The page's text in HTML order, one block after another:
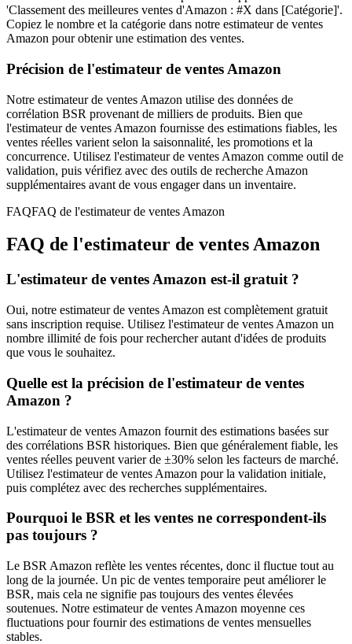
'Classement des meilleures ventes d'Amazon : #X dans [Catégorie]'.
Copiez le nombre et la catégorie dans notre estimateur de ventes
Amazon pour obtenir une estimation des ventes.
Précision de l'estimateur de ventes Amazon
Notre estimateur de ventes Amazon utilise des données de
corrélation BSR provenant de milliers de produits. Bien que
l'estimateur de ventes Amazon fournisse des estimations fiables, les
ventes réelles varient selon la saisonnalité, les promotions et la
concurrence. Utilisez l'estimateur de ventes Amazon comme outil de
validation, puis vérifiez avec des outils de recherche Amazon
supplémentaires avant de vous engager dans un inventaire.
FAQFAQ de l'estimateur de ventes Amazon
FAQ de l'estimateur de ventes Amazon
L'estimateur de ventes Amazon est-il gratuit ?
Oui, notre estimateur de ventes Amazon est complètement gratuit
sans inscription requise. Utilisez l'estimateur de ventes Amazon un
nombre illimité de fois pour rechercher autant d'idées de produits
que vous le souhaitez.
Quelle est la précision de l'estimateur de ventes
Amazon ?
L'estimateur de ventes Amazon fournit des estimations basées sur
des corrélations BSR historiques. Bien que généralement fiable, les
ventes réelles peuvent varier de ±30% selon les facteurs de marché.
Utilisez l'estimateur de ventes Amazon pour la validation initiale,
puis complétez avec des recherches supplémentaires.
Pourquoi le BSR et les ventes ne correspondent-ils
pas toujours ?
Le BSR Amazon reflète les ventes récentes, donc il fluctue tout au
long de la journée. Un pic de ventes temporaire peut améliorer le
BSR, mais cela ne signifie pas toujours des ventes élevées
soutenues. Notre estimateur de ventes Amazon moyenne ces
fluctuations pour fournir des estimations de ventes mensuelles
stables.